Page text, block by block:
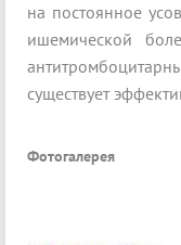
на постоянное
ишемической
существует
Фотогалерея